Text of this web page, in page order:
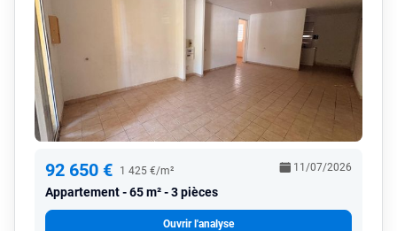
92 650 € 1 425 €/m²
Appartement 65 m² - 3 pièces
11/07/2026
Ouvrir l'analyse